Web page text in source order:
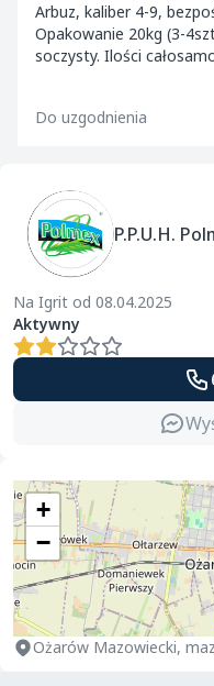
Arbuz, kaliber 4-9, bezpośrednio od producenta w Grecji.
Opakowanie 20kg (3-
soczysty. Ilości
Do uzgodnienia
P.P.U.H.
Na Igrit od 08.04.2025
Aktywny
+
−
Ożarów Mazowiecki,